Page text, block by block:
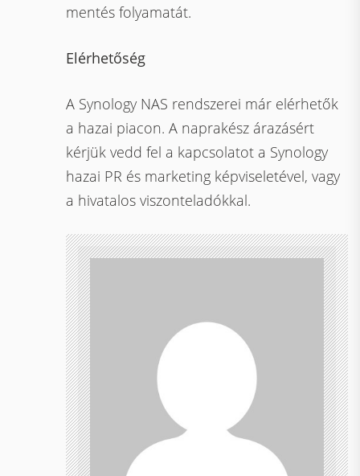
mentés folyamatát.
Elérhetőség
A Synology NAS rendszerei már elérhetők
a hazai piacon. A naprakész árazásért
kérjük vedd fel a kapcsolatot a Synology
hazai PR és marketing képviseletével, vagy
a hivatalos viszonteladókkal.